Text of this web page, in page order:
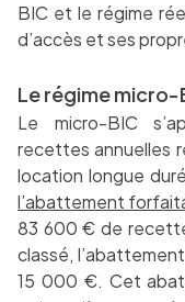
BIC et le régime
d’accès et ses
Le régime micro-
Le micro-BIC
recettes annuelles
location longue
l’abattement
83 600 € de
classé,
15 000 €. Cet